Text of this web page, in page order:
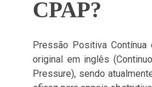
CPAP?
Pressão Positiva
original em inglês
Pressure), sendo